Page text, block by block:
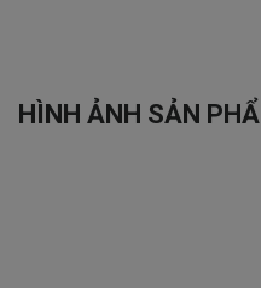
HÌNH ẢNH SẢN